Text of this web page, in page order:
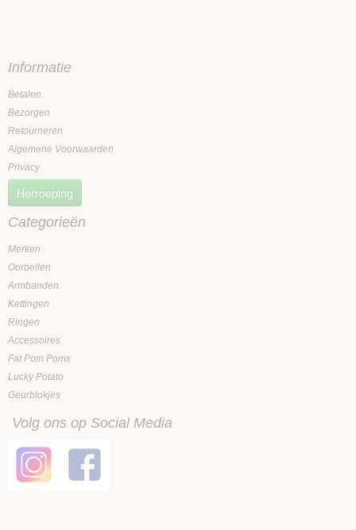
Informatie
Betalen
Bezorgen
Retourneren
Algemene Voorwaarden
Privacy
Herroeping
Categorieën
Merken
Oorbellen
Armbanden
Kettingen
Ringen
Accessoires
Fat Pom Poms
Lucky Potato
Geurblokjes
Volg ons op Social Media